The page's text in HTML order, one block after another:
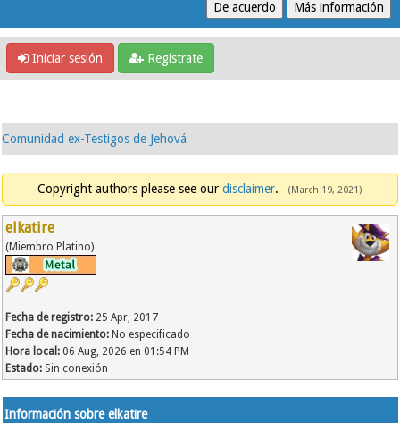
Iniciar sesión Regístrate
Comunidad ex-Testigos de Jehová
Copyright authors please see our disclaimer. (March 19, 2021)
elkatire
(Miembro Platino)
Fecha de registro: 25 Apr, 2017
Fecha de nacimiento: No especificado
Hora local: 06 Aug, 2026 en 01:54 PM
Estado: Sin conexión
Información sobre elkatire